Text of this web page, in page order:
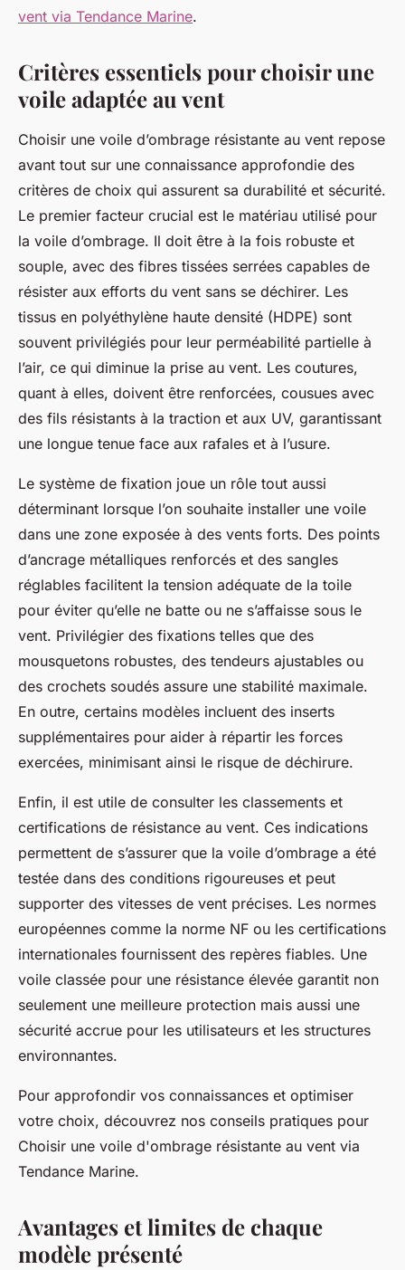
vent via Tendance Marine.
Critères essentiels pour choisir une
voile adaptée au vent
Choisir une voile d’ombrage résistante au vent repose
avant tout sur une connaissance approfondie des
critères de choix qui assurent sa durabilité et sécurité.
Le premier facteur crucial est le matériau utilisé pour
la voile d’ombrage. Il doit être à la fois robuste et
souple, avec des fibres tissées serrées capables de
résister aux efforts du vent sans se déchirer. Les
tissus en polyéthylène haute densité (HDPE) sont
souvent privilégiés pour leur perméabilité partielle à
l’air, ce qui diminue la prise au vent. Les coutures,
quant à elles, doivent être renforcées, cousues avec
des fils résistants à la traction et aux UV, garantissant
une longue tenue face aux rafales et à l’usure.
Le système de fixation joue un rôle tout aussi
déterminant lorsque l’on souhaite installer une voile
dans une zone exposée à des vents forts. Des points
d’ancrage métalliques renforcés et des sangles
réglables facilitent la tension adéquate de la toile
pour éviter qu’elle ne batte ou ne s’affaisse sous le
vent. Privilégier des fixations telles que des
mousquetons robustes, des tendeurs ajustables ou
des crochets soudés assure une stabilité maximale.
En outre, certains modèles incluent des inserts
supplémentaires pour aider à répartir les forces
exercées, minimisant ainsi le risque de déchirure.
Enfin, il est utile de consulter les classements et
certifications de résistance au vent. Ces indications
permettent de s’assurer que la voile d’ombrage a été
testée dans des conditions rigoureuses et peut
supporter des vitesses de vent précises. Les normes
européennes comme la norme NF ou les certifications
internationales fournissent des repères fiables. Une
voile classée pour une résistance élevée garantit non
seulement une meilleure protection mais aussi une
sécurité accrue pour les utilisateurs et les structures
environnantes.
Pour approfondir vos connaissances et optimiser
votre choix, découvrez nos conseils pratiques pour
Choisir une voile d'ombrage résistante au vent via
Tendance Marine.
Avantages et limites de chaque
modèle présenté